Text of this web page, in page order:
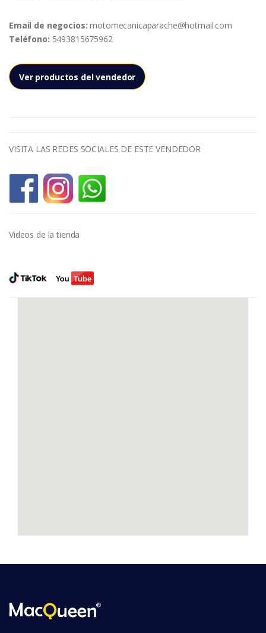
Email de negocios:motomecanicaparache@hotmail.com
Teléfono: 5493815675962
Ver productos del vendedor
VISITA LAS REDES SOCIALES DE ESTE VENDEDOR
Videos de la tienda